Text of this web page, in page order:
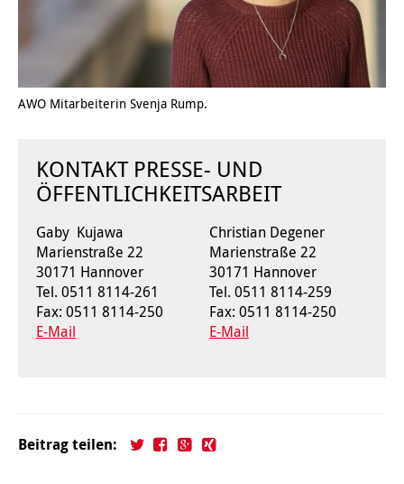
AWO Mitarbeiterin Svenja Rump.
KONTAKT PRESSE- UND
ÖFFENTLICHKEITSARBEIT
Gaby Kujawa
Marienstraße 22
30171 Hannover
Tel. 0511 8114-261
Fax: 0511 8114-250
E-Mail
Christian Degener
Marienstraße 22
30171 Hannover
Tel. 0511 8114-259
Fax: 0511 8114-250
E-Mail
Beitrag teilen: